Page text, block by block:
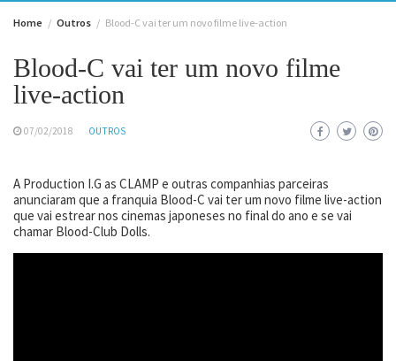
Home Outros Blood-C vai ter um novo filme live-action
Blood-C vai ter um novo filme
live-action
07/02/2018 OUTROS
A Production I.G as CLAMP e outras companhias parceiras
anunciaram que a franquia Blood-C vai ter um novo filme live-action
que vai estrear nos cinemas japoneses no final do ano e se vai
chamar Blood-Club Dolls.